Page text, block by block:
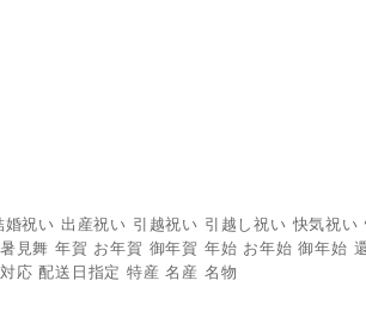
祝い 出産祝い 引越祝い 引越し祝い 快気祝い
見舞 年賀 お年賀 御年賀 年始 お年始 御年始
応 配送日指定 特産 名産 名物